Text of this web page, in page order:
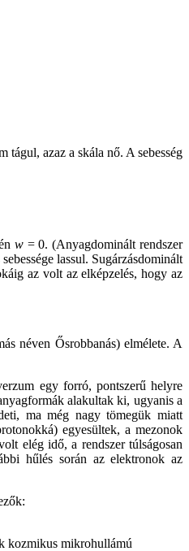
azaz a skála nő. A sebesség
w= 0. (Anyagdominált rendszer
lassul. Sugárzásdominált
az volt az elképzelés, hogy az
néven Ősrobbanás) elmélete. A
egy forró, pontszerű helyre
alakultak ki, ugyanis a
ma még nagy tömegük miatt
egyesültek, a mezonok
elég idő, a rendszer túlságosan
hűlés során az elektronok az
kozmikus mikrohullámú